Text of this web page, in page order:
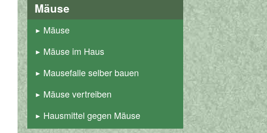
Mäuse
Mäuse
Mäuse im Haus
Mausefalle selber bauen
Mäuse vertreiben
Hausmittel gegen Mäuse